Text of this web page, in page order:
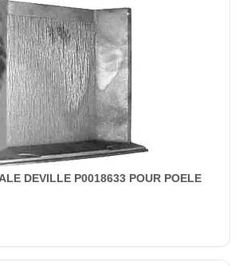
DEVILLE P0018633 POUR POELE